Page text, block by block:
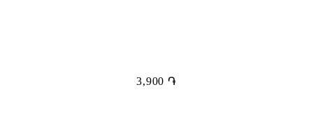
3,900 ֏